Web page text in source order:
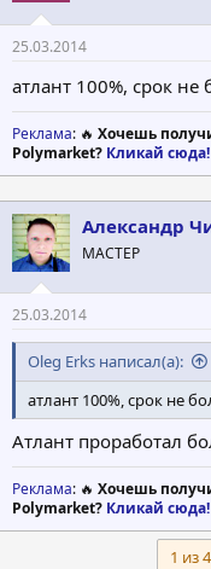
25.03.2014
атлант 100%, срок не
Реклама: 🔥 Хочешь
Polymarket? Кликай сюда!
Александр
МАСТЕР
25.03.2014
Oleg Erks написал(а):
атлант 100%, срок не
Атлант проработал
Реклама: 🔥 Хочешь
Polymarket? Кликай сюда!
1 из